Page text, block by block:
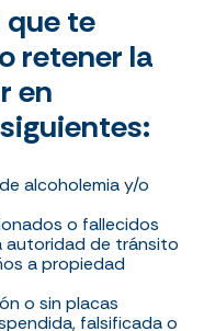
que te
retener la
en
alcoholemia y/o
o fallecidos
autoridad de tránsito
a propiedad
o sin placas
falsificada o